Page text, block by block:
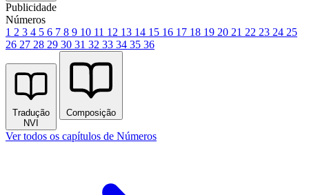
Publicidade
Números
1 2 3 4 5 6 7 8 9 10 11 12 13 14 15 16 17 18 19 20 21 22 23 24 25
26 27 28 29 30 31 32 33 34 35 36
Tradução
NVI
Composição
Ver todos os capítulos de Números